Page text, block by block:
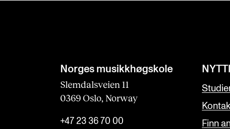
Norges musikk­høgskole
Slemdalsveien 11
0369 Oslo, Norway
+47 23 36 70 00
Finn